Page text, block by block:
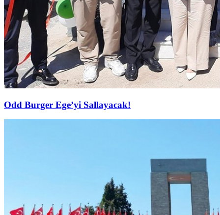
Odd Burger Ege’yi Sallayacak!